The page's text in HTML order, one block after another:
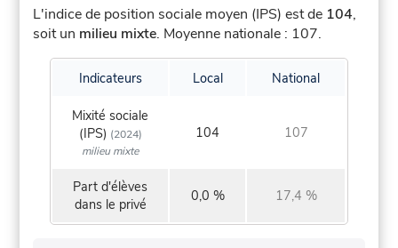
L'indice de position sociale moyen (IPS) est de 104,
soit un milieu mixte. Moyenne nationale : 107.
Indicateurs Local National
Mixité sociale
(IPS) (2024)
milieu mixte
104 107
Part d'élèves
dans le privé
0,0 % 17,4 %